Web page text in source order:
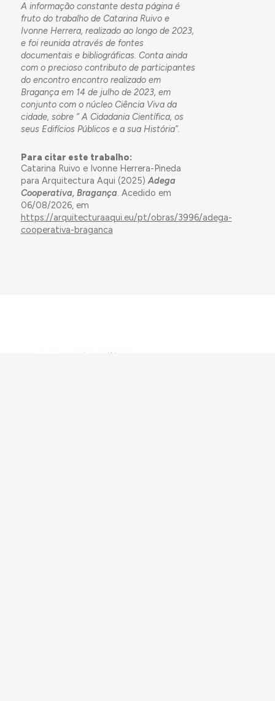
A informação constante desta página é
fruto do trabalho de Catarina Ruivo e
Ivonne Herrera, realizado ao longo de 2023,
e foi reunida através de fontes
documentais e bibliográficas. Conta ainda
com o precioso contributo de participantes
do encontro encontro realizado em
Bragança em 14 de julho de 2023, em
conjunto com o núcleo Ciência Viva da
cidade, sobre “ A Cidadania Científica, os
seus Edifícios Públicos e a sua História”.
Para citar este trabalho:
Catarina Ruivo e Ivonne Herrera-Pineda
para Arquitectura Aqui (2025)Adega
Cooperativa, Bragança. Acedido em
06/08/2026, em
https://arquitecturaaqui.eu/pt/obras/3996/adega-
cooperativa-braganca